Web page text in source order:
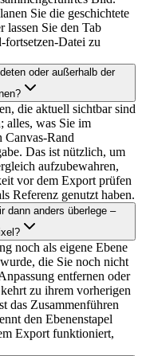
Sie die geschichtete
lassen Sie den Tab
fortsetzen-Datei zu
oder außerhalb der
die aktuell sichtbar sind
alles, was Sie im
Canvas-Rand
Das ist nützlich, um
aufzubewahren,
vor dem Export prüfen
Referenz genutzt haben.
dann anders überlege –
noch als eigene Ebene
die Sie noch nicht
entfernen oder
zu ihrem vorherigen
das Zusammenführen
den Ebenenstapel
Export funktioniert,